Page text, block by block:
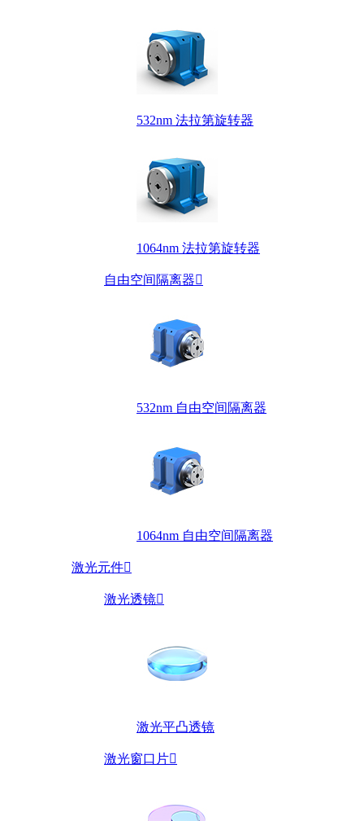
532nm 法拉第旋转器
1064nm 法拉第旋转器
自由空间隔离器
532nm 自由空间隔离器
1064nm 自由空间隔离器
激光元件
激光透镜
激光平凸透镜
激光窗口片